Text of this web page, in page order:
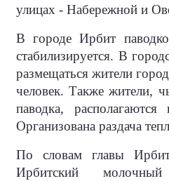
улицах - Набережной и
В городе Ирбит
стабилизируется. В
размещаться жители
человек. Также жители,
паводка,
Организована раздача
По словам главы
Ирбитский